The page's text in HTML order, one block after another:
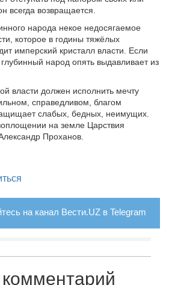
всегда возвращается.
народа некое недосягаемое
которое в годины тяжёлых
имперский кристалл власти. Если
народ опять выдавливает из
власти должен исполнить мечту
справедливом, благом
слабых, бедных, неимущих.
на земле Царствия
Проханов.
на канал Вести.UZ в Telegram